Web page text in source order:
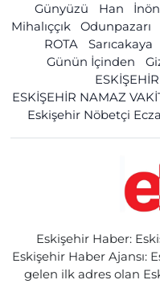
Günyüzü
Han
Mihalıççık
Odunpazarı
ROTA
Sarıcakaya
Günün İçinden
ESKİŞEHİR NAMAZ
Eskişehir Nöbetçi
Eskişehir Haber:
Eskişehir Haber Ajansı:
gelen ilk adres olan